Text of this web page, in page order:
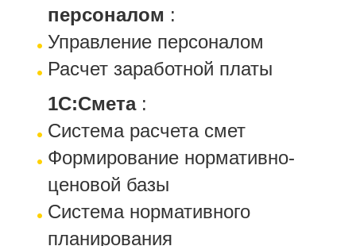
персоналом :
Управление персоналом
Расчет заработной платы
1С:Смета:
Система расчета смет
Формирование нормативно-
ценовой базы
Система нормативного
планирования